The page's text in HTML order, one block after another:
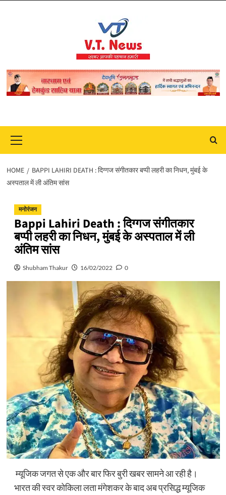
Menu
HOME
BAPPI LAHIRI DEATH : दिग्गज संगीतकार बप्पी लहरी का निधन, मुंबई के
अस्पताल में ली अंतिम सांस
मनोरंजन
Bappi Lahiri Death : दिग्गज संगीतकार
बप्पी लहरी का निधन, मुंबई के अस्पताल में ली
अंतिम सांस
Shubham Thakur 16/02/2022 0
म्यूजिक जगत से एक और बार फिर बुरी खबर सामने आ रही है।
भारत की स्वर कोकिला लता मंगेशकर के बाद अब प्रसिद्ध म्यूजिक